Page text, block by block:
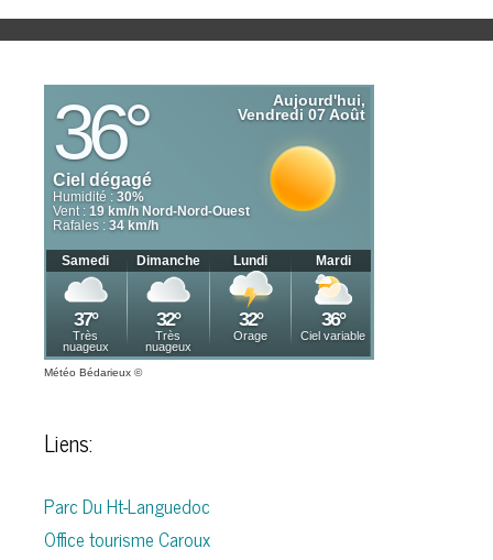
Météo Bédarieux ©
Liens:
Parc Du Ht-Languedoc
Office tourisme Caroux